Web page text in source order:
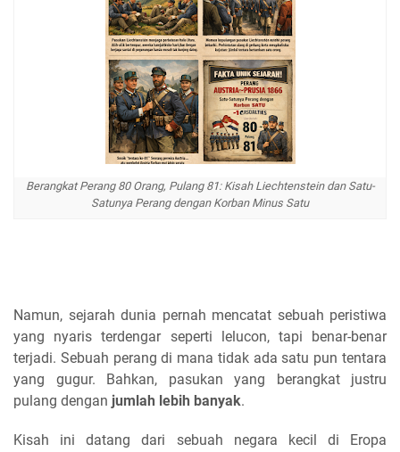
Berangkat Perang 80 Orang, Pulang 81: Kisah Liechtenstein dan Satu-
Satunya Perang dengan Korban Minus Satu
Namun, sejarah dunia pernah mencatat sebuah peristiwa
yang nyaris terdengar seperti lelucon, tapi benar-benar
terjadi. Sebuah perang di mana tidak ada satu pun tentara
yang gugur. Bahkan, pasukan yang berangkat justru
pulang dengan jumlah lebih banyak.
Kisah ini datang dari sebuah negara kecil di Eropa